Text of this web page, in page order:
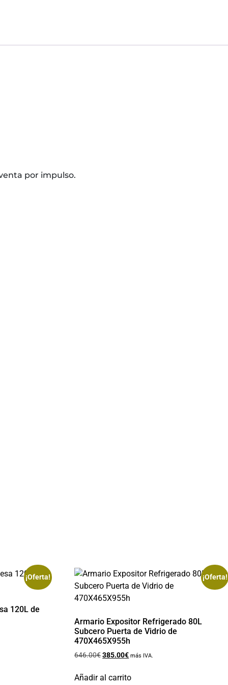
por impulso.
¡Oferta!
120L de
¡Oferta!
Armario Expositor Refrigerado 80L
Subcero Puerta de Vidrio de
470X465X955h
646.00€385.00€ más IVA.
Añadir al carrito